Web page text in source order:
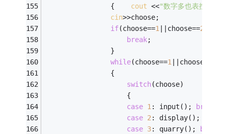
				{
cout <<"数字多也表按错吖
cin>>choose;
if(choose==1 ||choose==2
break;
				}
while(choose==1 ||choose==
				{
switch(choose)
					{
case 1: input(); break
case 2: display();
case 3: quarry(); break